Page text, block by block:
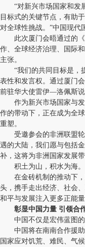
“对新兴市场国家和发展
目标式的关键节点，有助
对全球性挑战。”中国现代
此次厦门会晤通过的《
作、全球经济治理、国际
主张。
“我们的共同目标是，提
表性和发言权。通过厦门
前驻华大使雷伊—洛佩斯说
作为新兴市场国家与发
作的带动下，正在成为全
重塑。
受邀参会的非洲联盟轮
遇的大陆，我们愿与包括
补，这将为非洲国家发展
积土为山，积水为海。
在金砖机制的推动下，
头，携手走出经济、社会
和平与发展注入更多正能量
彰显中国力量 引领合
中国不仅是宏伟蓝图的
中国将在南南合作援助
国家应对饥荒、难民、气